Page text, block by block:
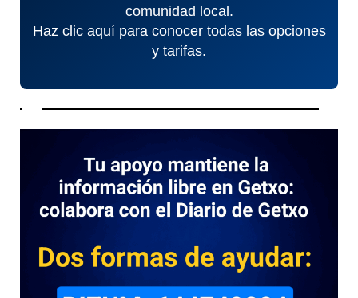
comunidad local.
Haz clic aquí para conocer todas las opciones
y tarifas.